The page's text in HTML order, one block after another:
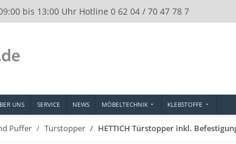
bis 13:00 Uhr Hotline 0 62 04 / 70 47 78 7
UNS SERVICE NEWS MÖBELTECHNIK KLEBSTOFFE
Puffer Türstopper HETTICH Türstopper inkl.